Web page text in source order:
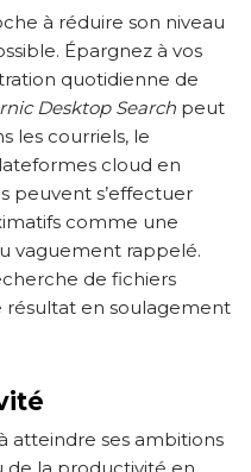
à réduire son niveau
Épargnez à vos
quotidienne de
Desktop Search peut
les courriels, le
cloud en
peuvent s’effectuer
comme une
vaguement rappelé.
de fichiers
en soulagement
atteindre ses ambitions